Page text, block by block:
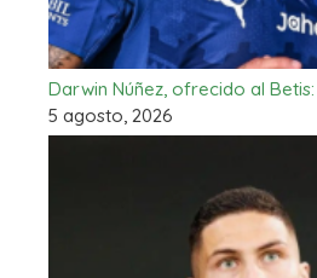
Darwin Núñez, ofrecido al
5 agosto, 2026